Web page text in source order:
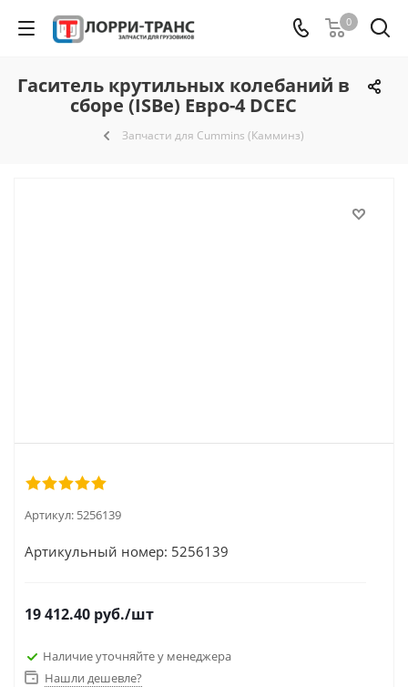
0
Гаситель крутильных колебаний в
сборе (ISBe) Евро-4 DCEC
Запчасти для Cummins (Камминз)
Артикул: 5256139
Артикульный номер: 5256139
19 412.40 руб./шт
Наличие уточняйте у менеджера
Нашли дешевле?